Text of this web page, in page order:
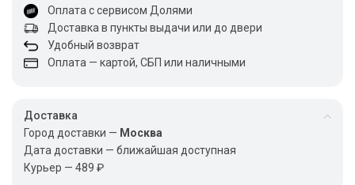
Оплата с сервисом Долями
Доставка в пункты выдачи или до двери
Удобный возврат
Оплата — картой, СБП или наличными
Доставка
Город доставки — Москва
Дата доставки — ближайшая доступная
Курьер — 489 ₽